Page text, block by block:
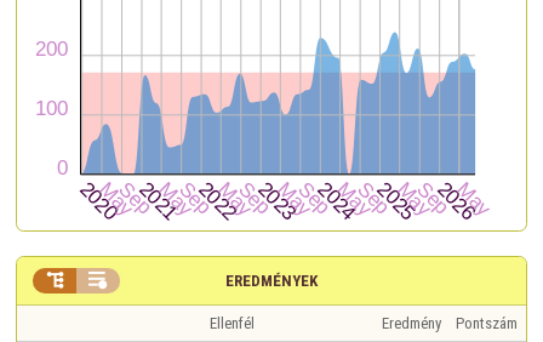
EREDMÉNYEK
 
Ellenfél Eredmény
Pontszám